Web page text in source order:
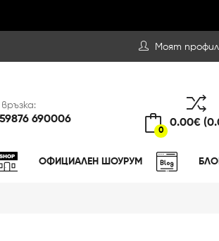
Моят профил
690006
0
0.00€
ОФИЦИАЛЕН ШОУРУМ